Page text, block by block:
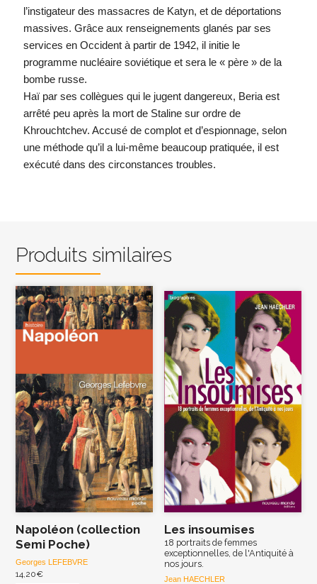
l’instigateur des massacres de Katyn, et de déportations
massives. Grâce aux renseignements glanés par ses
services en Occident à partir de 1942, il initie le
programme nucléaire soviétique et sera le « père » de la
bombe russe.
Haï par ses collègues qui le jugent dangereux, Beria est
arrêté peu après la mort de Staline sur ordre de
Khrouchtchev. Accusé de complot et d’espionnage, selon
une méthode qu’il a lui-même beaucoup pratiquée, il est
exécuté dans des circonstances troubles.
Produits similaires
Napoléon (collection
Semi Poche)
Georges LEFEBVRE
14,20€
Les insoumises
18 portraits de femmes
exceptionnelles, de l'Antiquité à
nos jours.
Jean HAECHLER